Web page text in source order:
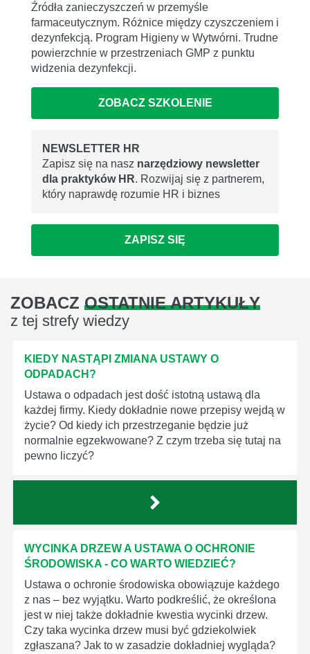
Źródła zanieczyszczeń w przemyśle
farmaceutycznym. Różnice między czyszczeniem i
dezynfekcją. Program Higieny w Wytwórni. Trudne
powierzchnie w przestrzeniach GMP z punktu
widzenia dezynfekcji.
ZOBACZ SZKOLENIE
NEWSLETTER HR
Zapisz się na nasz narzędziowy newsletter
dla praktyków HR. Rozwijaj się z partnerem,
który naprawdę rozumie HR i biznes
ZAPISZ SIĘ
ZOBACZ OSTATNIE ARTYKUŁY
z tej strefy wiedzy
KIEDY NASTĄPI ZMIANA USTAWY O
ODPADACH?
Ustawa o odpadach jest dość istotną ustawą dla
każdej firmy. Kiedy dokładnie nowe przepisy wejdą w
życie? Od kiedy ich przestrzeganie będzie już
normalnie egzekwowane? Z czym trzeba się tutaj na
pewno liczyć?
WYCINKA DRZEW A USTAWA O OCHRONIE
ŚRODOWISKA - CO WARTO WIEDZIEĆ?
Ustawa o ochronie środowiska obowiązuje każdego
z nas – bez wyjątku. Warto podkreślić, że określona
jest w niej także dokładnie kwestia wycinki drzew.
Czy taka wycinka drzew musi być gdziekolwiek
zgłaszana? Jak to w zasadzie dokładniej wygląda?